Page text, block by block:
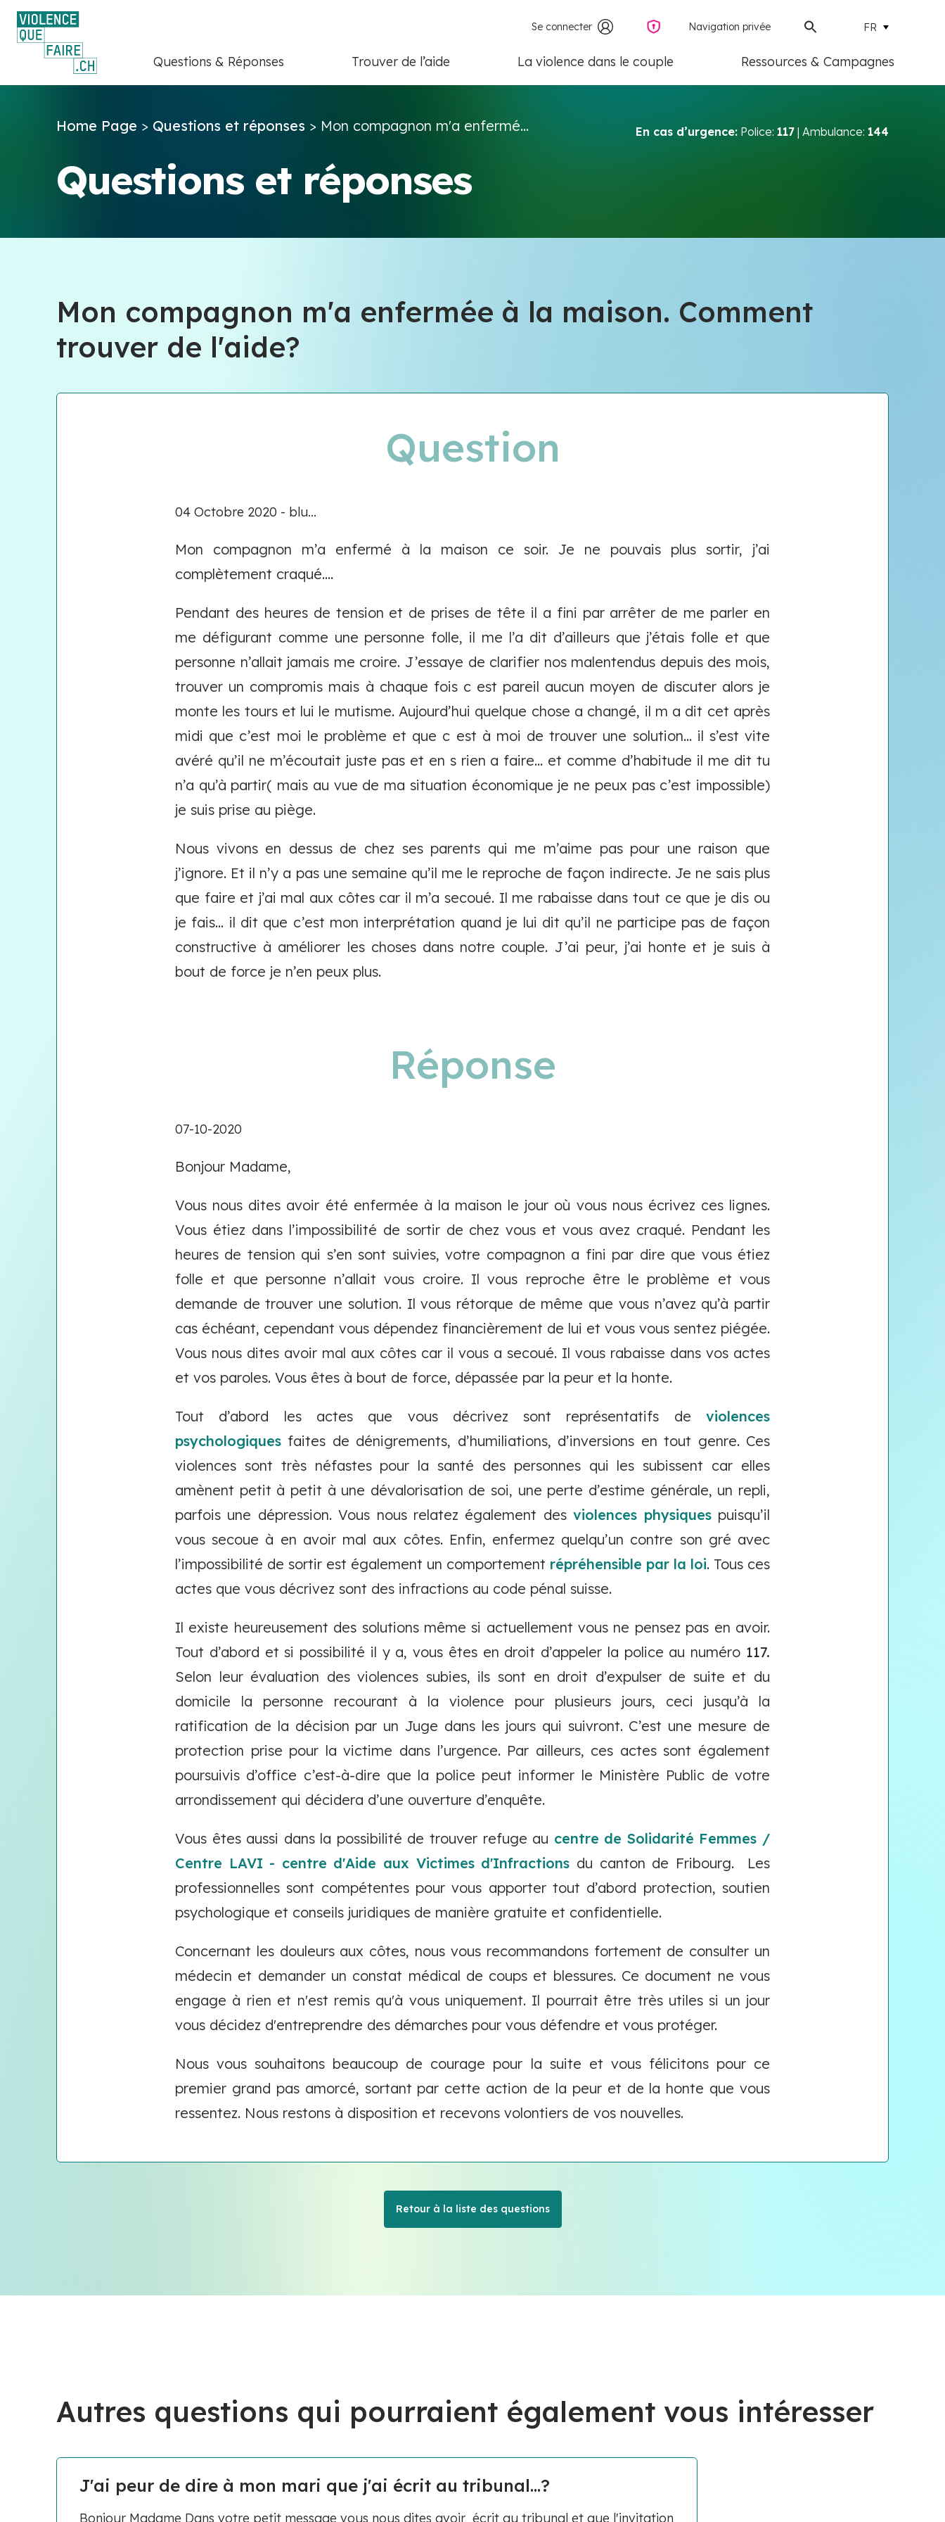
Se connecter Navigation privée FR
Questions & Réponses Trouver de l’aide La violence dans le couple Ressources & Campagnes
Home Page > Questions et réponses > Mon compagnon m'a enfermé... En cas d’urgence: Police: 117 | Ambulance: 144
Questions et réponses
Mon compagnon m'a enfermée à la maison. Comment
trouver de l'aide?
Question
04 Octobre 2020 - blu...
Mon compagnon m’a enfermé à la maison ce soir. Je ne pouvais plus sortir, j’ai
complètement craqué....
Pendant des heures de tension et de prises de tête il a fini par arrêter de me parler en
me défigurant comme une personne folle, il me l’a dit d’ailleurs que j’étais folle et que
personne n’allait jamais me croire. J’essaye de clarifier nos malentendus depuis des mois,
trouver un compromis mais à chaque fois c est pareil aucun moyen de discuter alors je
monte les tours et lui le mutisme. Aujourd’hui quelque chose a changé, il m a dit cet après
midi que c’est moi le problème et que c est à moi de trouver une solution... il s’est vite
avéré qu’il ne m’écoutait juste pas et en s rien a faire... et comme d’habitude il me dit tu
n’a qu’à partir( mais au vue de ma situation économique je ne peux pas c’est impossible)
je suis prise au piège.
Nous vivons en dessus de chez ses parents qui me m’aime pas pour une raison que
j’ignore. Et il n’y a pas une semaine qu’il me le reproche de façon indirecte. Je ne sais plus
que faire et j’ai mal aux côtes car il m’a secoué. Il me rabaisse dans tout ce que je dis ou
je fais... il dit que c’est mon interprétation quand je lui dit qu’il ne participe pas de façon
constructive à améliorer les choses dans notre couple. J’ai peur, j’ai honte et je suis à
bout de force je n’en peux plus.
Réponse
07-10-2020
Bonjour Madame,
Vous nous dites avoir été enfermée à la maison le jour où vous nous écrivez ces lignes.
Vous étiez dans l’impossibilité de sortir de chez vous et vous avez craqué. Pendant les
heures de tension qui s’en sont suivies, votre compagnon a fini par dire que vous étiez
folle et que personne n’allait vous croire. Il vous reproche être le problème et vous
demande de trouver une solution. Il vous rétorque de même que vous n’avez qu’à partir
cas échéant, cependant vous dépendez financièrement de lui et vous vous sentez piégée.
Vous nous dites avoir mal aux côtes car il vous a secoué. Il vous rabaisse dans vos actes
et vos paroles. Vous êtes à bout de force, dépassée par la peur et la honte.
Tout d’abord les actes que vous décrivez sont représentatifs de violences
psychologiques faites de dénigrements, d’humiliations, d’inversions en tout genre. Ces
violences sont très néfastes pour la santé des personnes qui les subissent car elles
amènent petit à petit à une dévalorisation de soi, une perte d’estime générale, un repli,
parfois une dépression. Vous nous relatez également desviolences physiquespuisqu’il
vous secoue à en avoir mal aux côtes. Enfin, enfermez quelqu’un contre son gré avec
l’impossibilité de sortir est également un comportement répréhensible par la loi. Tous ces
actes que vous décrivez sont des infractions au code pénal suisse.
Il existe heureusement des solutions même si actuellement vous ne pensez pas en avoir.
Tout d’abord et si possibilité il y a, vous êtes en droit d’appeler la police au numéro 117.
Selon leur évaluation des violences subies, ils sont en droit d’expulser de suite et du
domicile la personne recourant à la violence pour plusieurs jours, ceci jusqu’à la
ratification de la décision par un Juge dans les jours qui suivront. C’est une mesure de
protection prise pour la victime dans l’urgence. Par ailleurs, ces actes sont également
poursuivis d’office c’est-à-dire que la police peut informer le Ministère Public de votre
arrondissement qui décidera d’une ouverture d’enquête.
Vous êtes aussi dans la possibilité de trouver refuge au centre de Solidarité Femmes /
Centre LAVI - centre d'Aide aux Victimes d'Infractions du canton de Fribourg. Les
professionnelles sont compétentes pour vous apporter tout d’abord protection, soutien
psychologique et conseils juridiques de manière gratuite et confidentielle.
Concernant les douleurs aux côtes, nous vous recommandons fortement de consulter un
médecin et demander un constat médical de coups et blessures. Ce document ne vous
engage à rien et n'est remis qu'à vous uniquement. Il pourrait être très utiles si un jour
vous décidez d'entreprendre des démarches pour vous défendre et vous protéger.
Nous vous souhaitons beaucoup de courage pour la suite et vous félicitons pour ce
premier grand pas amorcé, sortant par cette action de la peur et de la honte que vous
ressentez. Nous restons à disposition et recevons volontiers de vos nouvelles.
Retour à la liste des questions
Autres questions qui pourraient également vous intéresser
J'ai peur de dire à mon mari que j'ai écrit au tribunal...?
Bonjour Madame Dans votre petit message vous nous dites avoir écrit au tribunal et que l'invitation